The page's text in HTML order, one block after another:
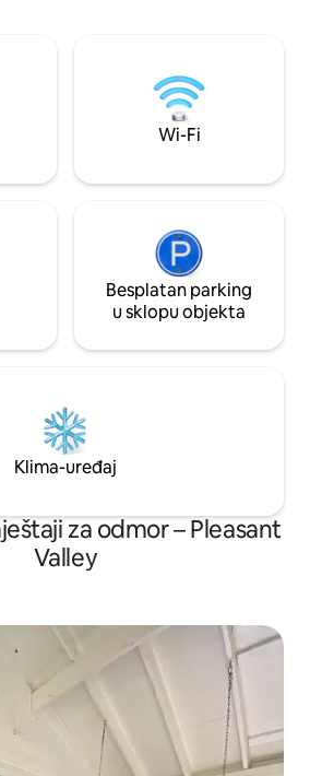
minuta do
do skijališta Sierra
skijališta Kirkwood Wi-Fi, Netflix,
Amazon Prime
Wi-Fi
Besplatan parking
u sklopu objekta
Klima-uređaj
za odmor – Pleasant
Valley